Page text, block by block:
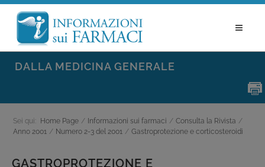
DALLA MEDICINA GENERALE
Sei qui: Home Page / Informazioni sui farmaci / Consulta la Rivista /
Anno 2001 / Numero 2-3 del 2001 / Gastroprotezione e corticosteroidi
GASTROPROTEZIONE E